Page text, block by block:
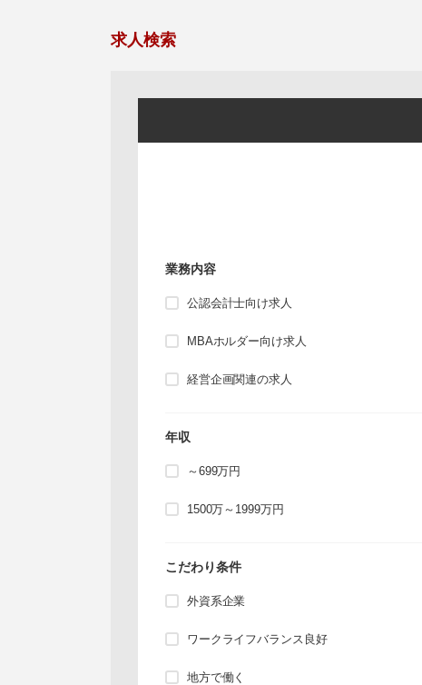
求人検索
業務内容
公認会計士向け求人
MBAホルダー向け求人
経営企画関連の求人
年収
～699万円
1500万～1999万円
こだわり条件
外資系企業
ワークライフバランス良好
地方で働く